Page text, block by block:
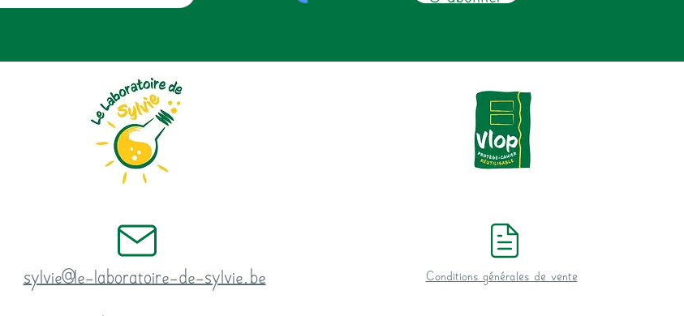
sylvie@le-laboratoire-de-sylvie.be Conditions générales de vente